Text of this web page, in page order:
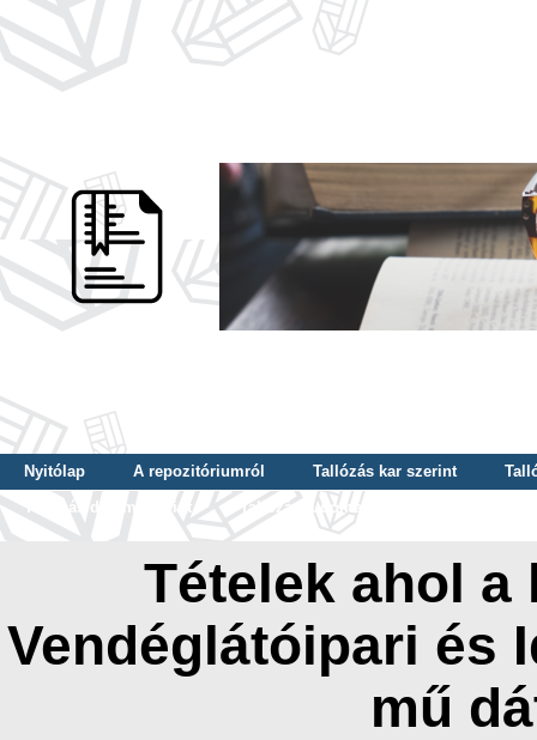
Nyitólap A repozitóriumról Tallózás kar szerint
Tallózás dátum szerint
Tallózás tudományterület szerint
Tételek ahol
Vendéglátóipari és
mű